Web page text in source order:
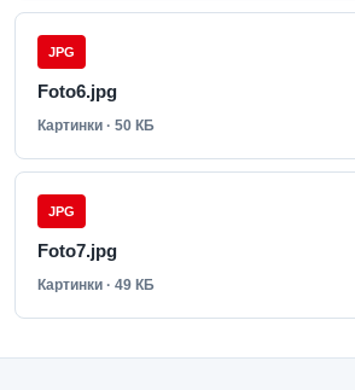
JPG
Foto6.jpg
Картинки · 50 КБ
JPG
Foto7.jpg
Картинки · 49 КБ